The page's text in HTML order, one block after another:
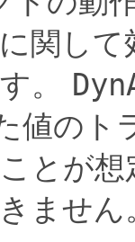
関し
。
値のト
とが
ません